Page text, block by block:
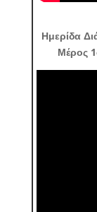
Ημερίδα
Μέρος